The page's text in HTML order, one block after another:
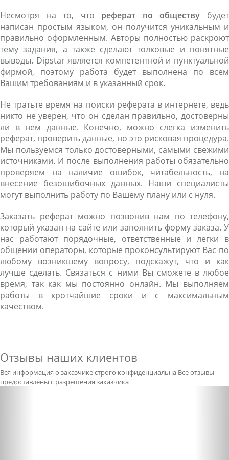
Несмотря на то, что реферат по обществу будет
написан простым языком, он получится уникальным и
правильно оформленным. Авторы полностью раскроют
тему задания, а также сделают толковые и понятные
выводы. Dipstar является компетентной и пунктуальной
фирмой, поэтому работа будет выполнена по всем
Вашим требованиям и в указанный срок.
Не тратьте время на поиски реферата в интернете, ведь
никто не уверен, что он сделан правильно, достоверны
ли в нем данные. Конечно, можно слегка изменить
реферат, проверить данные, но это рисковая процедура.
Мы пользуемся только достоверными, самыми свежими
источниками. И после выполнения работы обязательно
проверяем на наличие ошибок, читабельность, на
внесение безошибочных данных. Наши специалисты
могут выполнить работу по Вашему плану или с нуля.
Заказать реферат можно позвонив нам по телефону,
который указан на сайте или заполнить форму заказа. У
нас работают порядочные, ответственные и легки в
общении операторы, которые проконсультируют Вас по
любому возникшему вопросу, подскажут, что и как
лучше сделать. Связаться с ними Вы сможете в любое
время, так как мы постоянно онлайн. Мы выполняем
работы в кротчайшие сроки и с максимальным
качеством.
Отзывы наших клиентов
Вся информация о заказчике строго конфиденциальна Все отзывы
предоставлены с разрешения заказчика